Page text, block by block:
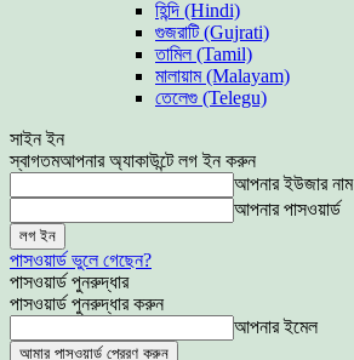
হিন্দি (Hindi)
গুজরাটি (Gujrati)
তামিল (Tamil)
মালায়াম (Malayam)
তেলেগু (Telegu)
সাইন ইন
স্বাগতমআপনার অ্যাকাউন্টে লগ ইন করুন
আপনার ইউজার নাম
আপনার পাসওয়ার্ড
পাসওয়ার্ড ভুলে গেছেন?
পাসওয়ার্ড পুনরুদ্ধার
পাসওয়ার্ড পুনরুদ্ধার করুন
আপনার ইমেল